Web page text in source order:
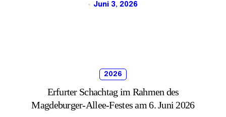
Juni 3, 2026
2026
Erfurter Schachtag im Rahmen des
Magdeburger-Allee-Festes am 6. Juni 2026